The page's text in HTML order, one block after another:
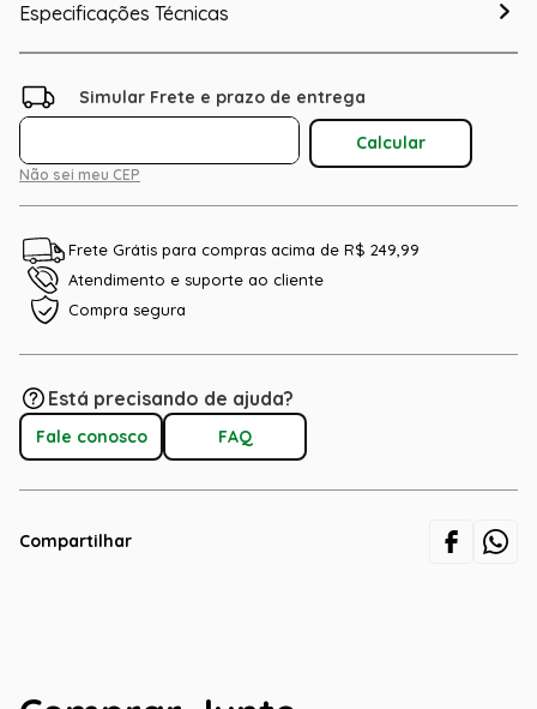
Especificações Técnicas
Não sei meu CEP
Frete Grátis para compras acima de R$ 249,99
Atendimento e suporte ao cliente
Compra segura
Está precisando de ajuda?
Fale conosco FAQ
Compartilhar